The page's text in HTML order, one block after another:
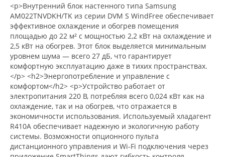
<p>Внутренний блок настенного типа Samsung
AM022TNVDKH/TK из серии DVM S WindFree обеспечивает
эффективное охлаждение и обогрев помещения
площадью до 22 м² с мощностью 2,2 кВт на охлаждение и
2,5 кВт на обогрев. Этот блок выделяется минимальным
уровнем шума — всего 27 дБ, что гарантирует
комфортную эксплуатацию даже в тихих пространствах.
</p> <h2>Энергопотребление и управление с
комфортом</h2> <p>Устройство работает от
электропитания 220 В, потребляя всего 0,024 кВт как на
охлаждение, так и на обогрев, что отражается в
экономичности использования. Используемый хладагент
R410A обеспечивает надежную и экологичную работу
системы. Возможности опционного пульта
дистанционного управления и Wi-Fi подключения через